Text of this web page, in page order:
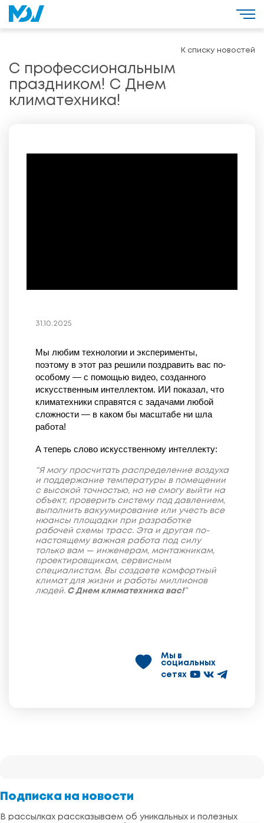
С профессиональным
праздником! С Днем
климатехника!
К списку новостей
31.10.2025
Мы любим технологии и эксперименты,
поэтому в этот раз решили поздравить вас по-
особому — с помощью видео, созданного
искусственным интеллектом. ИИ показал, что
климатехники справятся с задачами любой
сложности — в каком бы масштабе ни шла
работа!
А теперь слово искусственному интеллекту:
“Я могу просчитать распределение воздуха
и поддержание температуры в помещении
с высокой точностью, но не смогу выйти на
объект, проверить систему под давлением,
выполнить вакуумирование или учесть все
нюансы площадки при разработке
рабочей схемы трасс. Эта и другая по-
настоящему важная работа под силу
только вам — инженерам, монтажникам,
проектировщикам, сервисным
специалистам. Вы создаете комфортный
климат для жизни и работы миллионов
людей. С Днем климатехника вас!”
Мы в
социальных
сетях
Подписка на новости
В рассылках рассказываем об уникальных и полезных